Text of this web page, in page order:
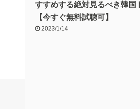
すすめする絶対見るべき韓国
【今すぐ無料試聴可】
2023/1/14